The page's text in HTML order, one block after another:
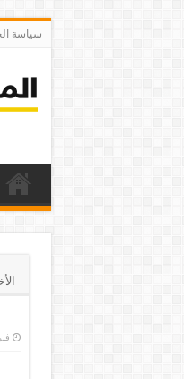
سياسة